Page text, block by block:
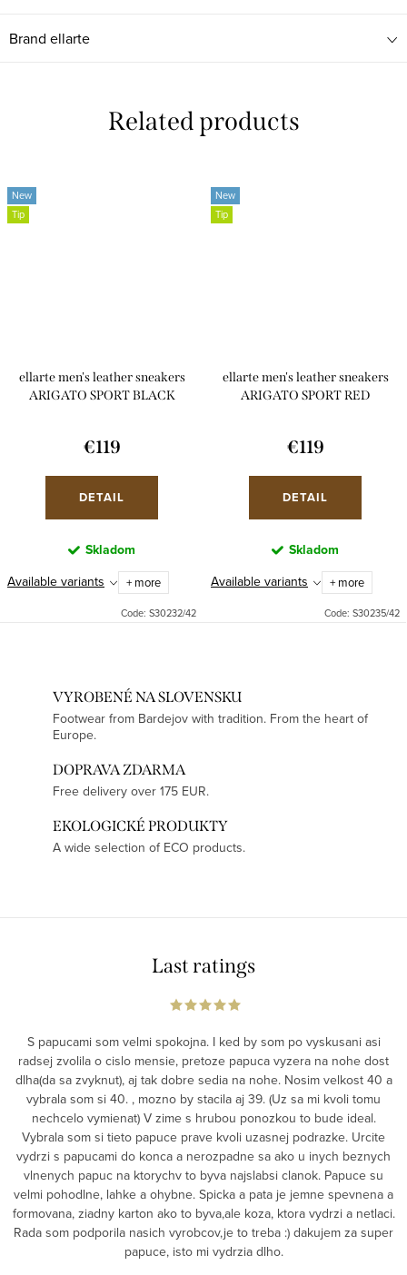
Brand ellarte
Related products
New
Tip
ellarte men's leather sneakers
ARIGATO SPORT BLACK
€119
DETAIL
Skladom
Available variants + more
Code: S30232/42
New
Tip
ellarte men's leather sneakers
ARIGATO SPORT RED
€119
DETAIL
Skladom
Available variants + more
Code: S30235/42
VYROBENÉ NA SLOVENSKU
Footwear from Bardejov with tradition. From the heart of
Europe.
DOPRAVA ZDARMA
Free delivery over 175 EUR.
EKOLOGICKÉ PRODUKTY
A wide selection of ECO products.
Last ratings
S papucami som velmi spokojna. I ked by som po vyskusani asi
radsej zvolila o cislo mensie, pretoze papuca vyzera na nohe dost
dlha(da sa zvyknut), aj tak dobre sedia na nohe. Nosim velkost 40 a
vybrala som si 40. , mozno by stacila aj 39. (Uz sa mi kvoli tomu
nechcelo vymienat) V zime s hrubou ponozkou to bude ideal.
Vybrala som si tieto papuce prave kvoli uzasnej podrazke. Urcite
vydrzi s papucami do konca a nerozpadne sa ako u inych beznych
vlnenych papuc na ktorychv to byva najslabsi clanok. Papuce su
velmi pohodlne, lahke a ohybne. Spicka a pata je jemne spevnena a
formovana, ziadny karton ako to byva,ale koza, ktora vydrzi a netlaci.
Rada som podporila nasich vyrobcov,je to treba :) dakujem za super
papuce, isto mi vydrzia dlho.